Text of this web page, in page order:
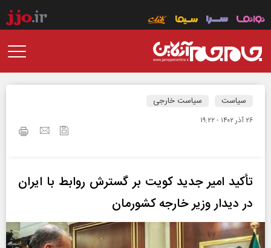
سیاست سیاست خارجی
۲۶ آذر ۱۴۰۲ - ۱۹:۲۲
تأکید امیر جدید کویت بر گسترش روابط با ایران
در دیدار وزیر خارجه کشورمان